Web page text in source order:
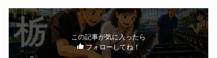
この記事が気に入ったら
フォローしてね！